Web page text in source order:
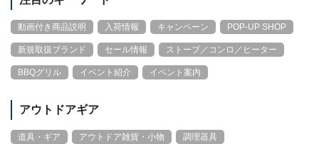
動画付き商品説明 入荷情報 キャンペーン POP-UP SHOP
新規取扱ブランド セール情報 ストーブ／コンロ／ヒーター
BBQグリル イベント紹介 イベント案内
アウトドアギア
道具・ギア アウトドア雑貨・小物 調理器具